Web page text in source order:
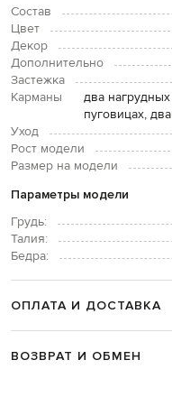
Состав
Цвет
Декор
Дополнительно
Застежка
Карманы
два
пуговицах,
Уход
Рост модели
Размер на модели
Параметры модели
Грудь:
Талия:
Бедра:
ОПЛАТА И ДОСТАВКА
ВОЗВРАТ И ОБМЕН